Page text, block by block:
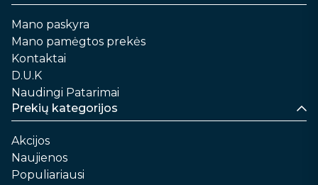
Mano paskyra
Mano pamėgtos prekės
Kontaktai
D.U.K
Naudingi Patarimai
Prekių kategorijos
Akcijos
Naujienos
Populiariausi